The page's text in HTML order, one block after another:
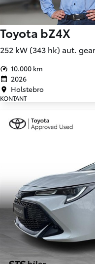
Toyota bZ4X
252 kW (343 hk) aut.
10.000 km
2026
Holstebro
KONTANT